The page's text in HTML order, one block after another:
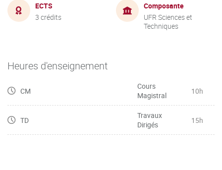
ECTS
3 crédits
Composante
UFR Sciences et
Techniques
Heures d'enseignement
CM
Cours
Magistral
10h
TD
Travaux
Dirigés
15h